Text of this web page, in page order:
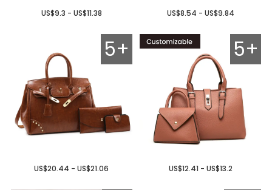
US$9.3 - US$11.38 US$8.54 - US$9.84
5+
US$20.44 - US$21.06
5+
US$12.41 - US$13.2